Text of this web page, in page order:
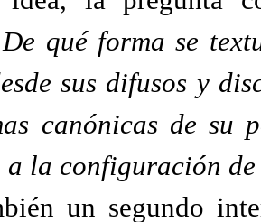
qué forma se
sus difusos y
canónicas de su
la configuración de
un segundo